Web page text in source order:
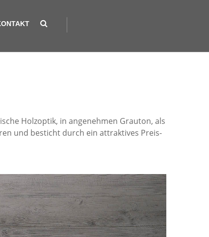
Holzoptik, in angenehmen Grauton, als
und besticht durch ein attraktives Preis-